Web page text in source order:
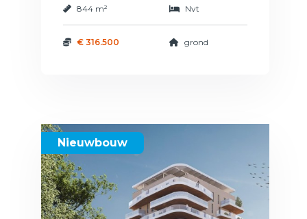
844 m² Nvt
€ 316.500 grond
Nieuwbouw